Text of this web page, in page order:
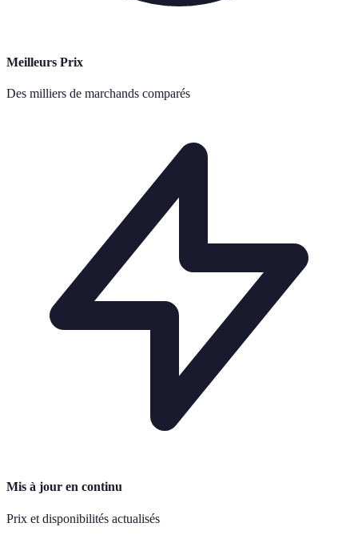
Meilleurs Prix
Des milliers de marchands comparés
Mis à jour en continu
Prix et disponibilités actualisés